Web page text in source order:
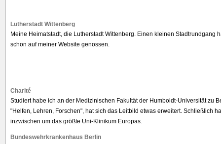
Lutherstadt Wittenberg
Meine Heimatstadt, die Lutherstadt Wittenberg. Einen kleinen Stadtrundgang
schon auf meiner Website genossen.
Charité
Studiert habe ich an der Medizinischen Fakultät der Humboldt-Universität zu
"Helfen, Lehren, Forschen", hat sich das Leitbild etwas erweitert. Schließlich
inzwischen um das größte Uni-Klinikum Europas.
Bundeswehrkrankenhaus Berlin